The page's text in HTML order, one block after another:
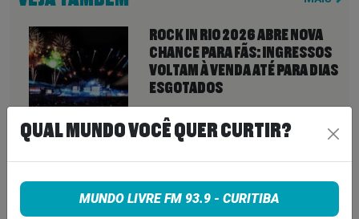
ROCK IN RIO 2026 ABRE NOVA
CHANCE PARA FÃS: INGRESSOS
VOLTAM À VENDA ATÉ PARA DIAS
ESGOTADOS
6 de agosto de 2026
ZZ TOP CANCELA SHOW APÓS
CITAR “OBSTÁCULOS
INTRANSPONÍVEIS” E DEIXA FÃS
SEM EXPLICAÇÕES
QUAL MUNDO VOCÊ QUER CURTIR?
MUNDO LIVRE FM 93.9 - CURITIBA